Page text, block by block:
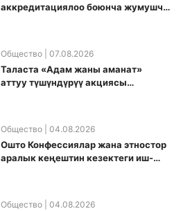
аккредитациялоо боюнча жумушчу
Общество | 07.08.2026
Таласта «Адам жаны аманат»
аттуу түшүндүрүү акциясы
Общество | 04.08.2026
Ошто Конфессиялар жана этностор
аралык кеңештин кезектеги иш-
Общество | 04.08.2026